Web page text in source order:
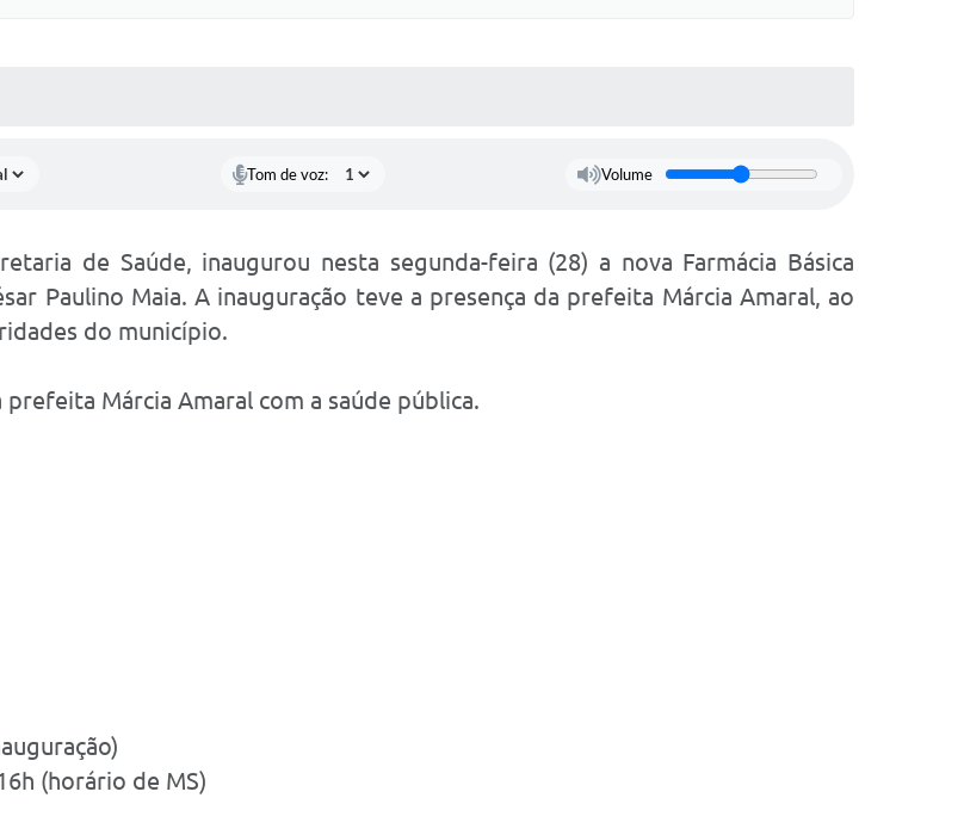
Tom de voz: Volume
de Saúde, inaugurou nesta segunda-feira (28) a nova Farmácia Básica
Paulino Maia. A inauguração teve a presença da prefeita Márcia Amaral, ao
do município.
Márcia Amaral com a saúde pública.
(horário de MS)